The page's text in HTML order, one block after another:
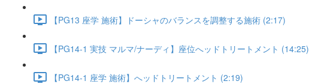
【PG13 座学 施術】ドーシャのバランスを調整する施術 (2:17)
【PG14-1 実技 マルマ/ナーディ】座位へッドトリートメント (14:25)
【PG14-1 座学 施術】へッドトリートメント (2:19)